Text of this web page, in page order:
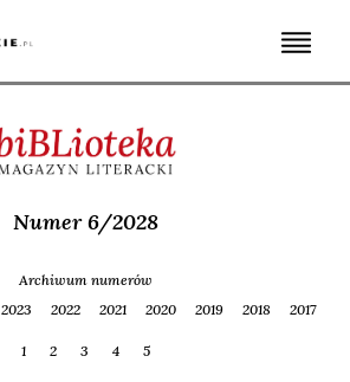
Numer 6/2028
Archiwum numerów
2023 2022 2021 2020 2019 2018 2017
1 2 3 4 5